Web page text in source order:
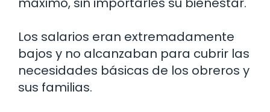
Los salarios eran extremadamente
bajos y no alcanzaban para cubrir las
necesidades básicas de los obreros y
sus familias.